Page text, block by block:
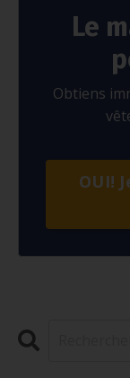
Le
Obtiens
OUI!